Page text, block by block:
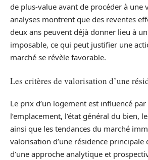
de plus-value avant de procéder à une
analyses montrent que des reventes
deux ans peuvent déjà donner lieu à
imposable, ce qui peut justifier une
marché se révèle favorable.
Les critères de valorisation d’une
Le prix d’un logement est influencé
l’emplacement, l’état général du bien,
ainsi que les tendances du marché
valorisation d’une résidence principale
d’une approche analytique et